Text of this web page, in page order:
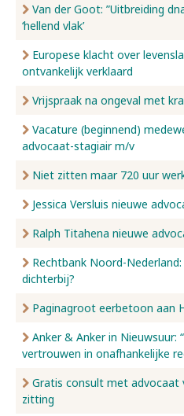
Van der Goot: ”Uitbreiding
‘hellend vlak’
Europese klacht over
ontvankelijk verklaard
Vrijspraak na ongeval met
Vacature (beginnend)
advocaat-stagiair m/v
Niet zitten maar 720 uur
Jessica Versluis nieuwe
Ralph Titahena nieuwe
Rechtbank Noord-
dichterbij?
Paginagroot eerbetoon aan
Anker & Anker in Nieuwsuur:
vertrouwen in onafhankelijke
Gratis consult met advocaat
zitting